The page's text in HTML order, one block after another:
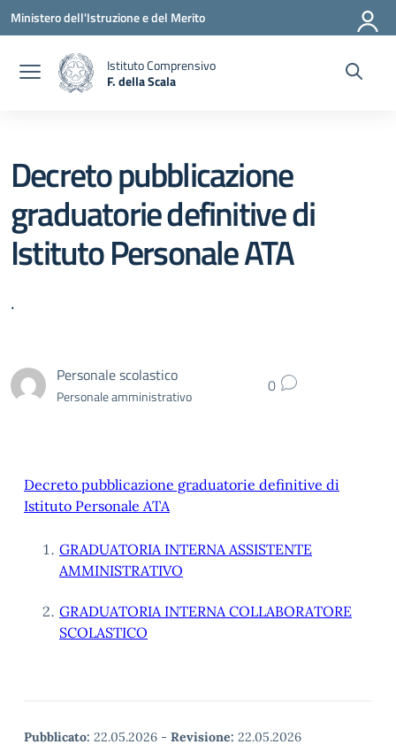
Vai ai contenuti
Vai al menu di navigazione
Vai al footer
Ministero dell'Istruzione e del Merito
Istituto Comprensivo
F. della Scala
Decreto pubblicazione
graduatorie definitive di
Istituto Personale ATA
.
Personale scolastico
Personale amministrativo 0
Decreto pubblicazione graduatorie definitive di
Istituto Personale ATA
GRADUATORIA INTERNA ASSISTENTE
AMMINISTRATIVO
GRADUATORIA INTERNA COLLABORATORE
SCOLASTICO
Pubblicato: 22.05.2026 - Revisione: 22.05.2026